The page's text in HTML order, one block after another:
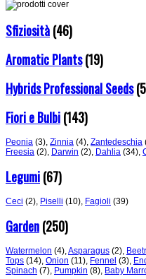
Sfiziosità(46)
Aromatic Plants(19)
Hybrids Professional Seeds
Fiori e Bulbi(143)
Peonia (3), Zinnia (4), Zantedeschia
Freesia (2), Darwin (2), Dahlia (34),
Legumi(67)
Ceci (2) Piselli (10) Fagioli (39)
Garden(250)
Watermelon (4) Asparagus (2)
Tops (14) Onion (11) Fennel (3)
Spinach (7) Pumpkin (8) Baby